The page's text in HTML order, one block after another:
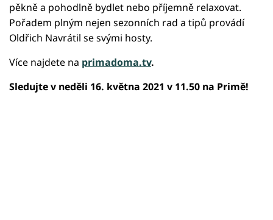
pěkně a pohodlně bydlet nebo příjemně relaxovat.
Pořadem plným nejen sezonních rad a tipů provádí
Oldřich Navrátil se svými hosty.
Více najdete na primadoma.tv.
Sledujte v neděli 16. května 2021 v 11.50 na Primě!